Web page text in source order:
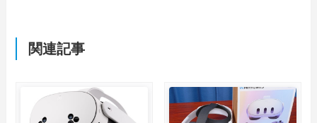
関連記事